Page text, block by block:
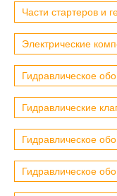
Части стартеров и
Электрические
Гидравлическое
Гидравлические
Гидравлическое
Гидравлическое